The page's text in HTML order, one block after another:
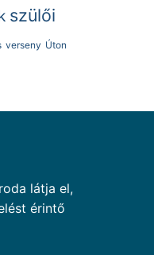
szülői
verseny Úton
látja el,
érintő